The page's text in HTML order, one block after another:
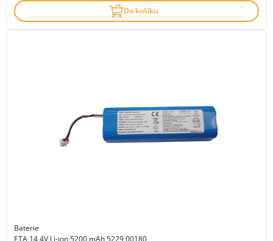
Do košíku
Baterie
ETA 14,4V Li-ion 5200 mAh 5229 00180